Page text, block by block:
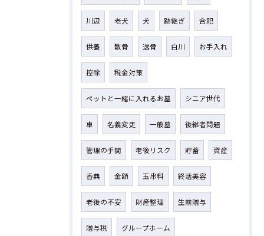
川辺 老犬 犬 跡継ぎ 合祀
供養 散骨 送骨 白川 お手入れ
控除 税金対策
ペットと一緒に入れるお墓 シニア世代
車 名義変更 一般墓 後継者問題
管理の手間 老後リスク 貯蓄 資産
香典 金額 玉串料 終活美容
老後の不安 財産整理 生前贈与
贈与税 グループホーム